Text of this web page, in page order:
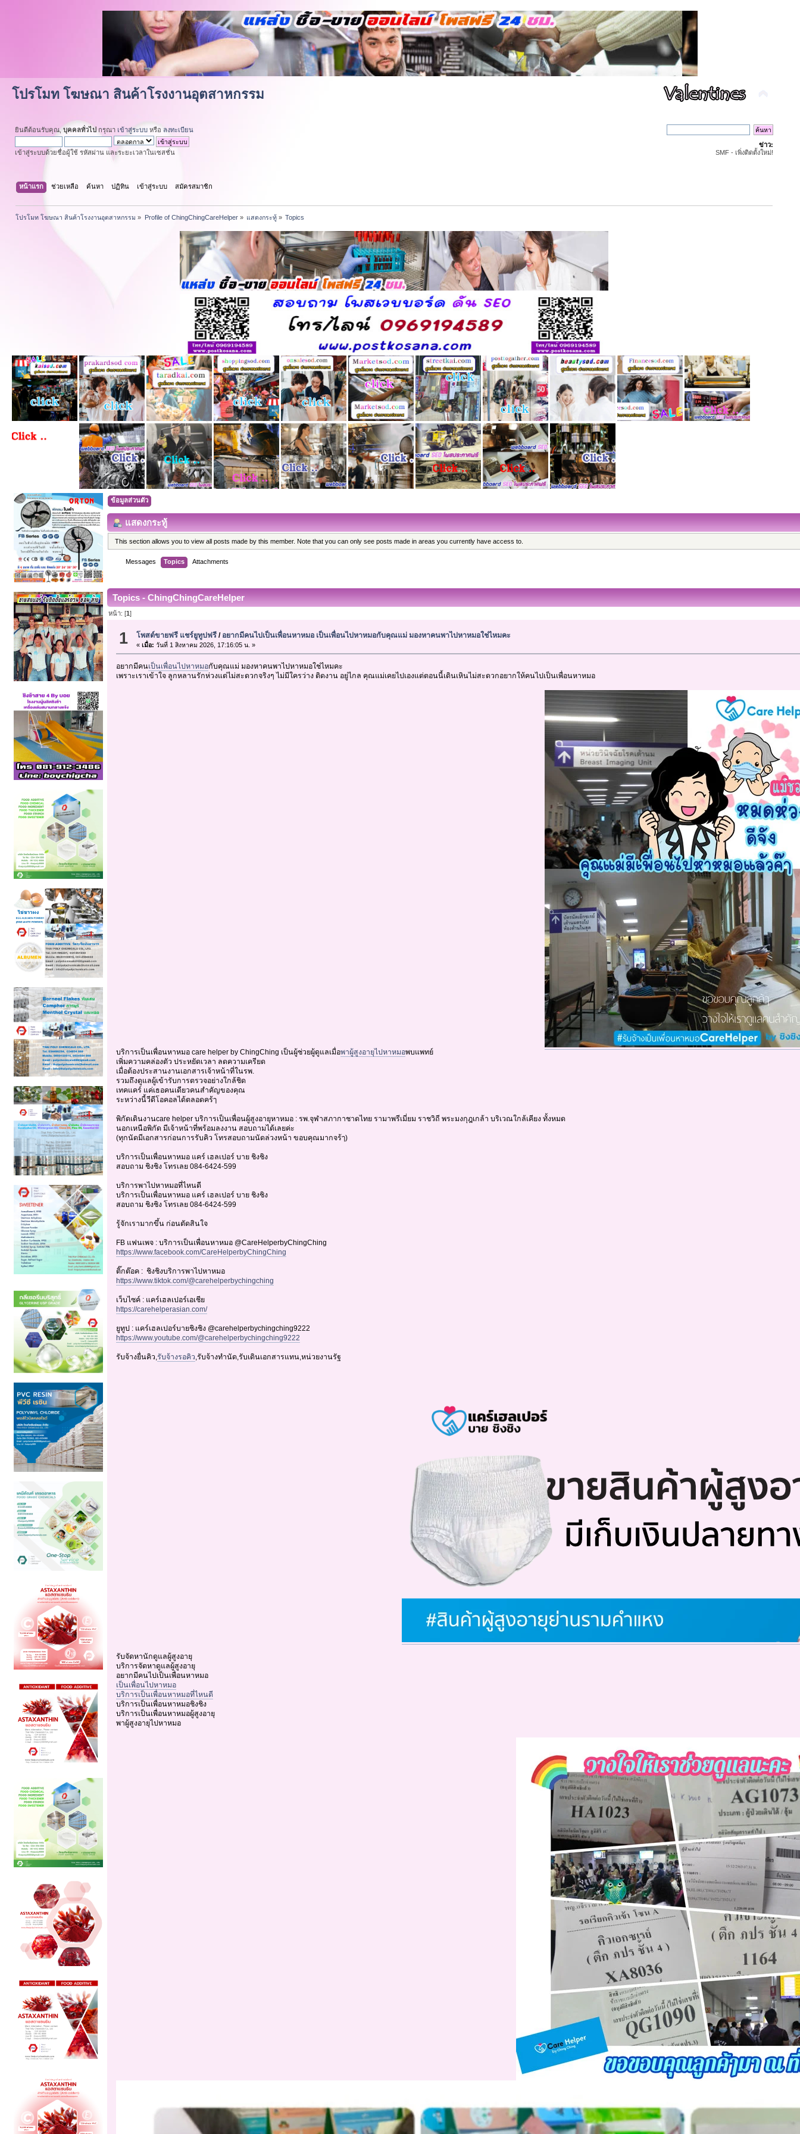
โปรโมท โฆษณา สินค้าโรงงานอุตสาหกรรม
ยินดีต้อนรับคุณ,บุคคลทั่วไปกรุณา เข้าสู่ระบบ หรือ ลงทะเบียน
เข้าสู่ระบบด้วยชื่อผู้ใช้ รหัสผ่าน และระยะเวลาในเซสชั่น
ข่าว:
SMF - เพิ่งติดตั้งใหม่!
หน้าแรก ช่วยเหลือ ค้นหา ปฏิทิน เข้าสู่ระบบ สมัครสมาชิก
โปรโมท โฆษณา สินค้าโรงงานอุตสาหกรรม » Profile of ChingChingCareHelper» แสดงกระทู้» Topics
ข้อมูลส่วนตัว
แสดงกระทู้
This section allows you to view all posts made by this member. Note that you can only see posts made in areas you currently have access to.
Messages Topics Attachments
Topics - ChingChingCareHelper
หน้า: [1]
1 โพสต์ขายฟรี แชร์ยูทูปฟรี / อยากมีคนไปเป็นเพื่อนหาหมอ เป็นเพื่อนไปหาหมอกับคุณแม่ มองหาคนพาไปหาหมอใช่ไหมคะ
«เมื่อ: วันที่ 1 สิงหาคม 2026, 17:16:05 น. »
อยากมีคนเป็นเพื่อนไปหาหมอกับคุณแม่ มองหาคนพาไปหาหมอใช่ไหมคะ
เพราะเราเข้าใจ ลูกหลานรักห่วงแต่ไม่สะดวกจริงๆ ไม่มีใครว่าง ติดงาน อยู่ไกล คุณแม่เคยไปเองแต่ตอนนี้เดินเหินไม่สะดวกอยากให้คนไปเป็นเพื่อนหาหมอ
บริการเป็นเพื่อนหาหมอ care helper by ChingChing เป็นผู้ช่วยผู้ดูแลเมื่อพาผู้สูงอายุไปหาหมอพบแพทย์
เพิ่มความคล่องตัว ประหยัดเวลา ลดความเครียด
เมื่อต้องประสานงานเอกสารเจ้าหน้าที่ในรพ.
รวมถึงดูแลผู้เข้ารับการตรวจอย่างใกล้ชิด
เทคแคร์ แค่เธอคนเดียวคนสำคัญของคุณ
ระหว่างนี้วีดีโอคอลได้ตลอดคร้ๅ
พิกัดเดินงานcare helper บริการเป็นเพื่อนผู้สูงอายุหาหมอ : รพ.จุฬาสภากาชาดไทย รามาพรีเมี่ยม ราชวิถี พระมงกุฎเกล้า บริเวณใกล้เคียง ทั้งหมด
นอกเหนือพิกัด มีเจ้าหน้าที่พร้อมลงงาน สอบถามได้เลยค่ะ
(ทุกนัดมีเอกสารก่อนการรับคิว โทรสอบถามนัดล่วงหน้า ขอบคุณมากจร้ๅ)
บริการเป็นเพื่อนหาหมอ แคร์ เฮลเปอร์ บาย ชิงชิง
สอบถาม ชิงชิง โทรเลย 084-6424-599
บริการพาไปหาหมอที่ไหนดี
บริการเป็นเพื่อนหาหมอ แคร์ เฮลเปอร์ บาย ชิงชิง
สอบถาม ชิงชิง โทรเลย 084-6424-599
รู้จักเรามากขึ้น ก่อนตัดสินใจ
FB แฟนเพจ : บริการเป็นเพื่อนหาหมอ @CareHelperbyChingChing
https://www.facebook.com/CareHelperbyChingChing
ติ๊กต๊อค : ชิงชิงบริการพาไปหาหมอ
https://www.tiktok.com/@carehelperbychingching
เว็บไซค์ : แคร์เฮลเปอร์เอเชีย
https://carehelperasian.com/
ยูทูป : แคร์เฮลเปอร์บายชิงชิง @carehelperbychingching9222
https://www.youtube.com/@carehelperbychingching9222
รับจ้างยื่นคิว, รับจ้างรอคิว ,รับจ้างทำนัด,รับเดินเอกสารแทน,หน่วยงานรัฐ
รับจัดหานักดูแลผู้สูงอายุ
บริการจัดหาดูแลผู้สูงอายุ
อยากมีคนไปเป็นเพื่อนหาหมอ
เป็นเพื่อนไปหาหมอ
บริการเป็นเพื่อนหาหมอที่ไหนดี
บริการเป็นเพื่อนหาหมอชิงชิง
บริการเป็นเพื่อนหาหมอผู้สูงอายุ
พาผู้สูงอายุไปหาหมอ